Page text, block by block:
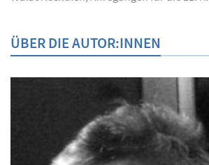
ÜBER DIE AUTOR:INNEN